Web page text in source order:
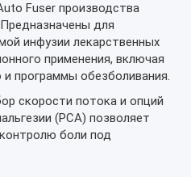
Fuser производства
для
инфузии лекарственных
применения, включая
программы обезболивания.
скорости потока и опций
(PCA) позволяет
боли под